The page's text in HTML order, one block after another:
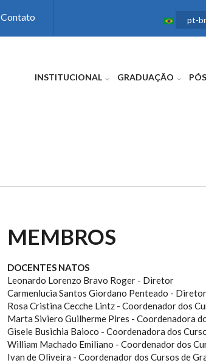
Contato
INSTITUCIONAL GRADUAÇÃO
MEMBROS
DOCENTES NATOS
Leonardo Lorenzo Bravo Roger - Diretor
Carmenlucia Santos Giordano Penteado -
Rosa Cristina Cecche Lintz - Coordenador dos
Marta Siviero Guilherme Pires - Coordenadora
Gisele Busichia Baioco - Coordenadora dos
William Machado Emiliano - Coordenador dos
Ivan de Oliveira - Coordenador dos Cursos de